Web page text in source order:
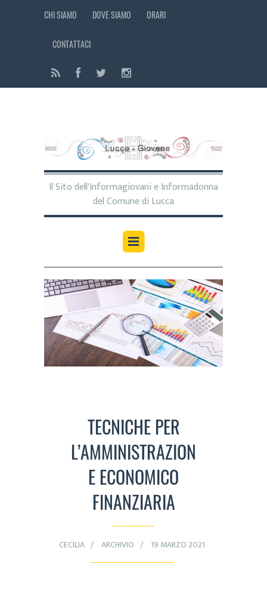
CHI SIAMO DOVE SIAMO ORARI
CONTATTACI
Il Sito dell'Informagiovani e Informadonna
del Comune di Lucca
TECNICHE PER
L’AMMINISTRAZION
E ECONOMICO
FINANZIARIA
CECILIA ARCHIVIO 19 MARZO 2021